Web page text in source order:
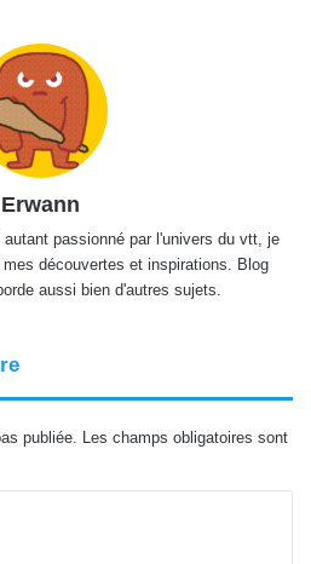
Erwann
passionné par l'univers du vtt, je
découvertes et inspirations. Blog
aussi bien d'autres sujets.
publiée. Les champs obligatoires sont